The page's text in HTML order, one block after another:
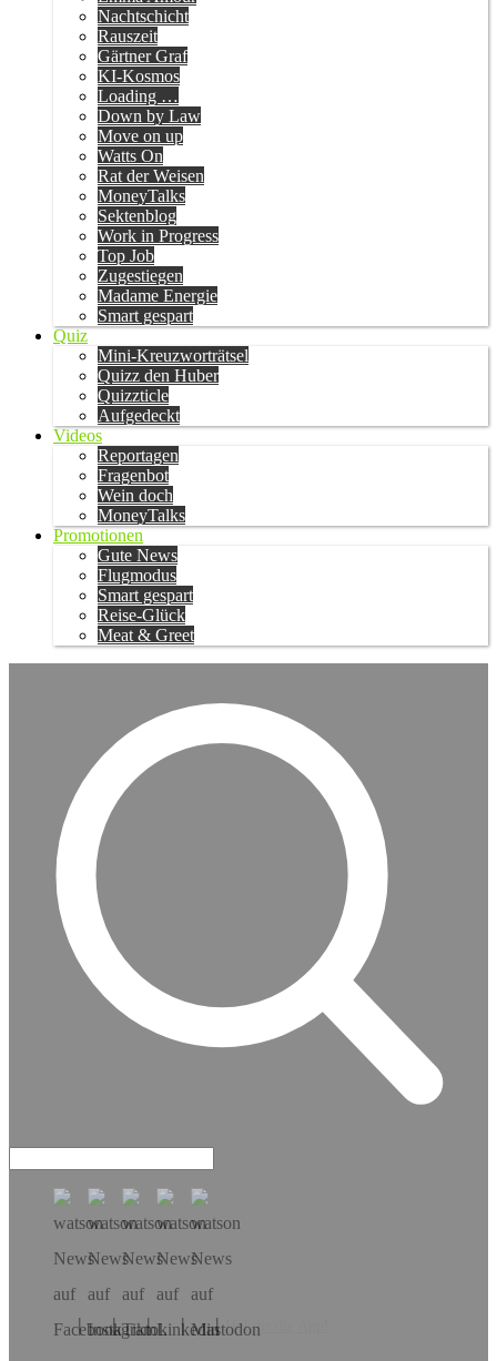
Nachtschicht
Rauszeit
Gärtner Graf
KI-Kosmos
Loading …
Down by Law
Move on up
Watts On
Rat der Weisen
MoneyTalks
Sektenblog
Work in Progress
Top Job
Zugestiegen
Madame Energie
Smart gespart
Quiz
Mini-Kreuzworträtsel
Quizz den Huber
Quizzticle
Aufgedeckt
Videos
Reportagen
Fragenbot
Wein doch
MoneyTalks
Promotionen
Gute News
Flugmodus
Smart gespart
Reise-Glück
Meat & Greet
Hol dir die App!